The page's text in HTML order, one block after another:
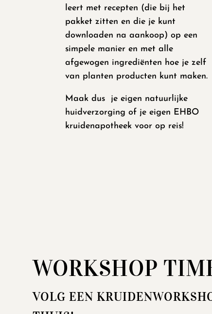
leert met recepten (die bij het
pakket zitten en die je kunt
downloaden na aankoop) op een
simpele manier en met alle
afgewogen ingrediënten hoe je zelf
van planten producten kunt maken.
Maak dus je eigen natuurlijke
huidverzorging of je eigen EHBO
kruidenapotheek voor op reis!
WORKSHOP
VOLG EEN